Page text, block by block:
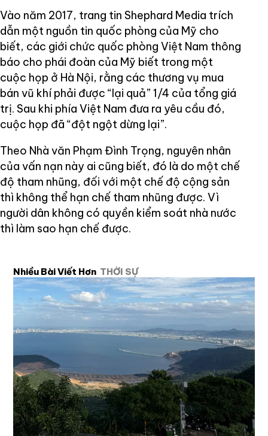
Vào năm 2017, trang tin Shephard Media trích
dẫn một nguồn tin quốc phòng của Mỹ cho
biết, các giới chức quốc phòng Việt Nam thông
báo cho phái đoàn của Mỹ biết trong một
cuộc họp ở Hà Nội, rằng các thương vụ mua
bán vũ khí phải được “lại quả” 1/4 của tổng giá
trị. Sau khi phía Việt Nam đưa ra yêu cầu đó,
cuộc họp đã “đột ngột dừng lại”.
Theo Nhà văn Phạm Đình Trọng, nguyên nhân
của vấn nạn này ai cũng biết, đó là do một chế
độ tham nhũng, đối với một chế độ cộng sản
thì không thể hạn chế tham nhũng được. Vì
người dân không có quyền kiểm soát nhà nước
thì làm sao hạn chế được.
Nhiều Bài Viết Hơn THỜI SỰ